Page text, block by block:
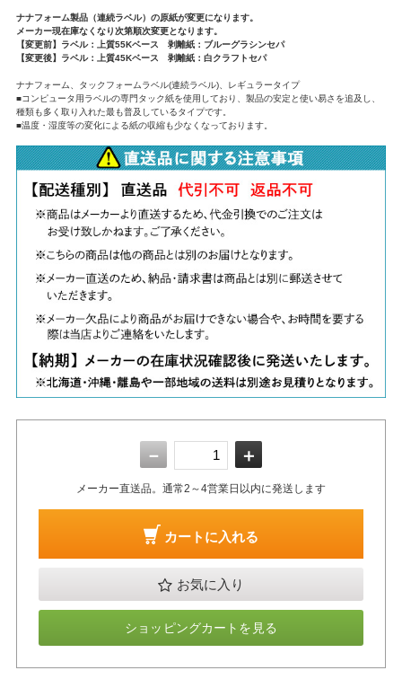
ナナフォーム製品（連続ラベル）の原紙が変更になります。
メーカー現在庫なくなり次第順次変更となります。
【変更前】ラベル：上質55Kベース 剥離紙：ブルーグラシンセパ
【変更後】ラベル：上質45Kベース 剥離紙：白クラフトセパ
ナナフォーム、タックフォームラベル(連続ラベル)、レギュラータイプ
■コンピュータ用ラベルの専門タック紙を使用しており、製品の安定と使い易さを追及し、
種類も多く取り入れた最も普及しているタイプです。
■温度・湿度等の変化による紙の収縮も少なくなっております。
－ ＋
メーカー直送品。通常2～4営業日以内に発送します
カートに入れる
お気に入り
ショッピングカートを見る